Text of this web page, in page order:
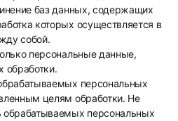
баз данных, содержащих
которых осуществляется в
собой.
персональные данные,
обработки.
персональных
целям обработки. Не
обрабатываемых персональных